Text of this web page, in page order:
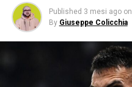
Published 3 mesi ago on
By Giuseppe Colicchia